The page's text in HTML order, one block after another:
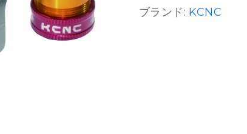
ブランド: KCNC